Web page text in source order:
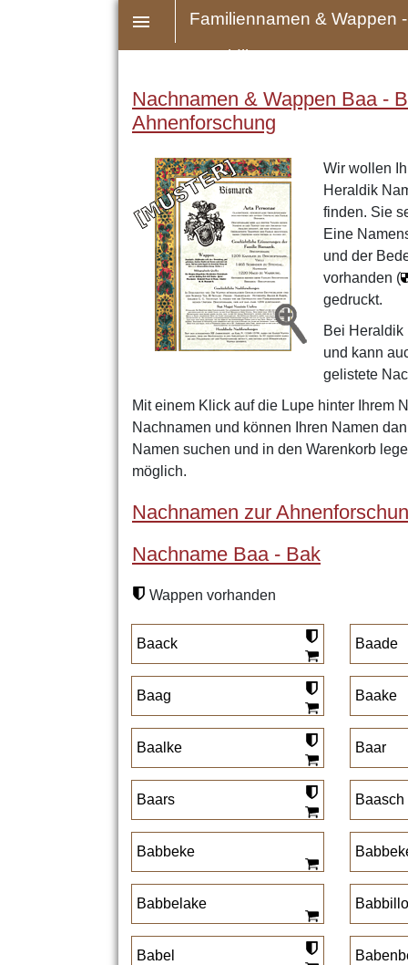
Familiennamen & Wappen -
Heraldik
Nachnamen & Wappen Baa -
Ahnenforschung
Wir wollen
Heraldik
finden. Sie
Eine
und der
vorhanden (
gedruckt.
Bei Heraldik
und kann
gelistete
Mit einem Klick auf die Lupe hinter Ihrem
Nachnamen und können Ihren Namen
Namen suchen und in den Warenkorb
möglich.
Nachnamen zur
Nachname Baa - Bak
Wappen vorhanden
Baack Baade
Baag Baake
Baalke Baar
Baars Baasch
Babbeke
Babbelake
Babel